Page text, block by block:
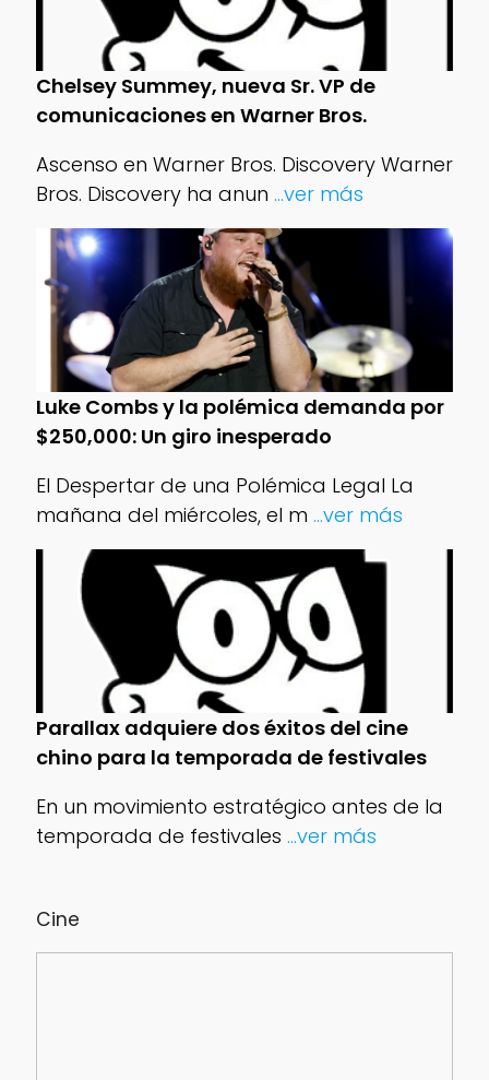
Cine
Chelsey Summey, nueva Sr. VP de
comunicaciones en Warner Bros.
Ascenso en Warner Bros. Discovery Warner
Bros. Discovery ha anun ...ver más
Luke Combs y la polémica demanda por
$250,000: Un giro inesperado
El Despertar de una Polémica Legal La
mañana del miércoles, el m ...ver más
Parallax adquiere dos éxitos del cine
chino para la temporada de festivales
En un movimiento estratégico antes de la
temporada de festivales ...ver más